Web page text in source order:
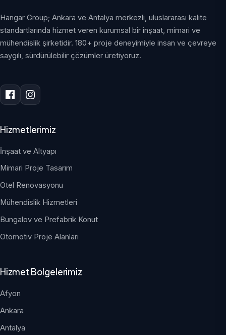
Hangar Group; Ankara ve Antalya merkezli, uluslararası kalite
standartlarında hizmet veren kurumsal bir inşaat, mimari ve
mühendislik şirketidir. 180+ proje deneyimiyle insan ve çevreye
saygılı, sürdürülebilir çözümler üretiyoruz.
Hizmetlerimiz
İnşaat ve Altyapı
Mimari Proje Tasarım
Otel Renovasyonu
Mühendislik Hizmetleri
Bungalov ve Prefabrik Konut
Otomotiv Proje Alanları
Hizmet Bolgelerimiz
Afyon
Ankara
Antalya